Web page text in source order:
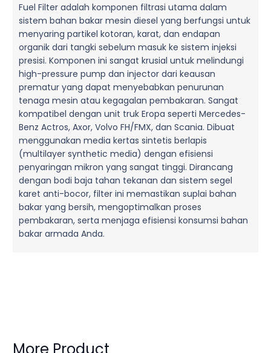
Fuel Filter adalah komponen filtrasi utama dalam
sistem bahan bakar mesin diesel yang berfungsi untuk
menyaring partikel kotoran, karat, dan endapan
organik dari tangki sebelum masuk ke sistem injeksi
presisi. Komponen ini sangat krusial untuk melindungi
high-pressure pump dan injector dari keausan
prematur yang dapat menyebabkan penurunan
tenaga mesin atau kegagalan pembakaran. Sangat
kompatibel dengan unit truk Eropa seperti Mercedes-
Benz Actros, Axor, Volvo FH/FMX, dan Scania. Dibuat
menggunakan media kertas sintetis berlapis
(multilayer synthetic media) dengan efisiensi
penyaringan mikron yang sangat tinggi. Dirancang
dengan bodi baja tahan tekanan dan sistem segel
karet anti-bocor, filter ini memastikan suplai bahan
bakar yang bersih, mengoptimalkan proses
pembakaran, serta menjaga efisiensi konsumsi bahan
bakar armada Anda.